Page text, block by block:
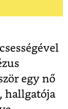
egy nő
hallgatója